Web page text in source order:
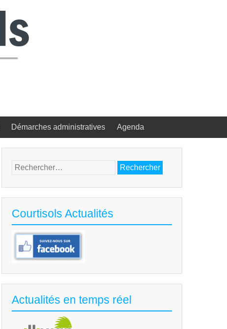
Démarches administratives Agenda
Rechercher :
Courtisols Actualités
Actualités en temps réel